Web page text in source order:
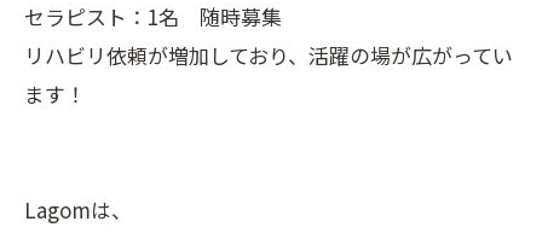
セラピスト：1名 随時募集
リハビリ依頼が増加しており、活躍の場が広がってい
ます！
Lagomは、